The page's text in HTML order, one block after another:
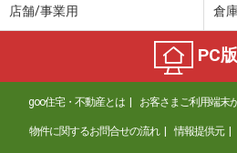
店舗/事業用 倉
PC
goo住宅・不動産とは お客さまご利用端末
物件に関するお問合せの流れ 情報提供元